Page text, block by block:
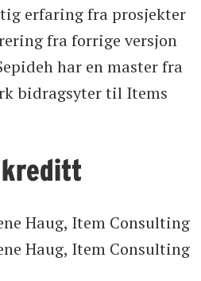
erfaring fra prosjekter
fra forrige versjon
har en master fra
bidragsyter til Items
kreditt
Haug, Item Consulting